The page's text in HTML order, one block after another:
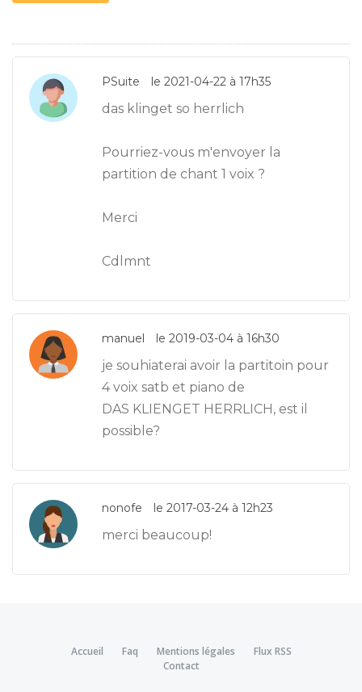
PSuite le 2021-04-22 à 17h35
das klinget so herrlich
Pourriez-vous m'envoyer la
partition de chant 1 voix ?
Merci
Cdlmnt
manuel le 2019-03-04 à 16h30
je souhiaterai avoir la partitoin pour
4 voix satb et piano de
DAS KLIENGET HERRLICH, est il
possible?
nonofe le 2017-03-24 à 12h23
merci beaucoup!
Accueil Faq Mentions légales
Flux RSS
Contact